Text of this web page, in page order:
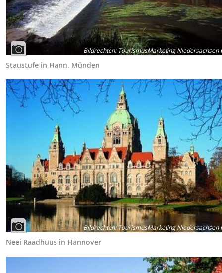
Bildrechten:TourismusMarketing Niedersachsen
Staustufe in Hann. Münden
Bildrechten:TourismusMarketing Niedersachsen
Neei Raadhuus in Hannover